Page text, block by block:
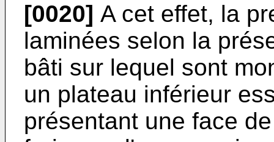
[0020] A cet effet, la
laminées selon la
bâti sur lequel sont
un plateau inférieur
présentant une face